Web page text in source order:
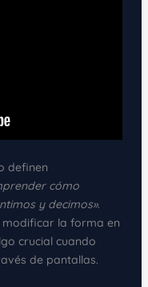
definen
cómo
y decimos».
modificar la forma en
crucial cuando
de pantallas.